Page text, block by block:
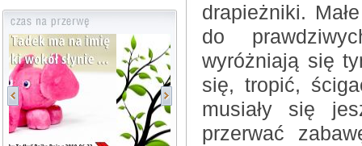
drapieżniki.
do
wyróżniają się
się, tropić,
musiały się
przerwać